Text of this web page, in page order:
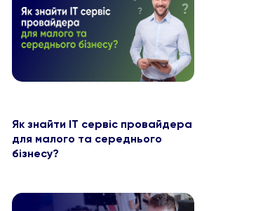
Як знайти ІТ сервіс провайдера
для малого та середнього
бізнесу?